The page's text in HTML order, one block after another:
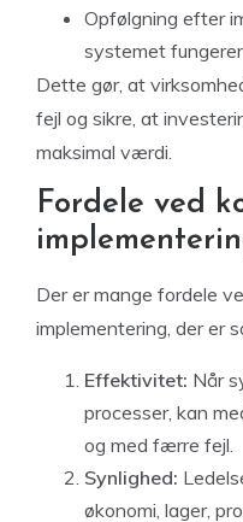
Opfølgning efter
systemet
Dette gør, at
fejl og sikre, at
maksimal værdi.
Fordele ved
Der er mange fordele
implementering, der er
Effektivitet: Når
processer, kan
og med færre fejl.
Synlighed:
økonomi, lager,